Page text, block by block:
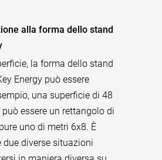
alla forma dello stand
la forma dello stand
Energy può essere
una superficie di 48
essere un rettangolo di
uno di metri 6x8. È
due diverse situazioni